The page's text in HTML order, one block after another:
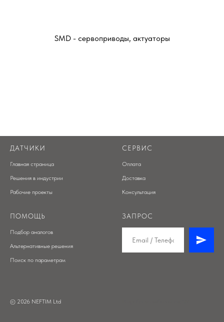
SMD - сервоприводы, актуаторы
ДАТЧИКИ
Главная страница
Решения в индустрии
Рабочие проекты
СЕРВИС
Оплата
Доставка
Консультация
ПОМОЩЬ
Подбор аналогов
Альтернативные решения
Поиск по параметрам
ЗАПРОС
© 2026 NEFTIM Ltd